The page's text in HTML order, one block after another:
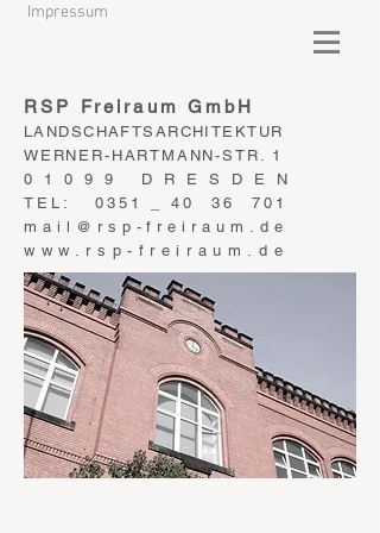
Impressum
RSP Freiraum GmbH
LANDSCHAFTSARCHITEKTUR
WERNER-HARTMANN-STR. 1
0 1 0 9 9 D R E S D E N
TEL: 0351 _ 40 36 701
mail@rsp-freiraum.de
www.rsp-freiraum.de